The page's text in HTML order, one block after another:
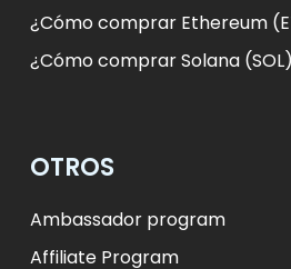
¿Cómo comprar Ethereum
¿Cómo comprar Solana
OTROS
Ambassador program
Affiliate Program